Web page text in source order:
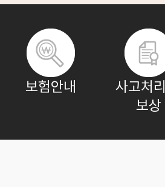
보험나이 37세
보험나이 58세
보험안내
사고처
보상